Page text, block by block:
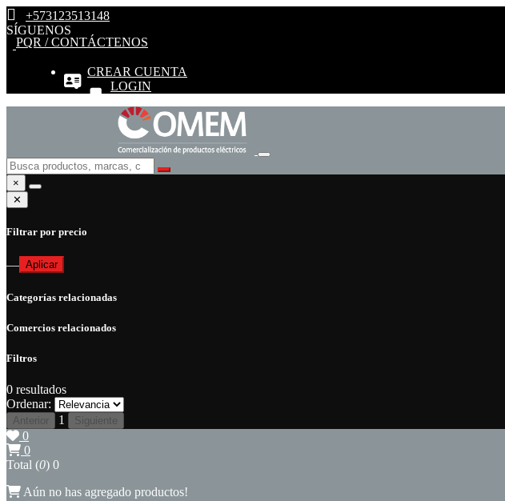
+573123513148
SÍGUENOS
PQR / CONTÁCTENOS
CREAR CUENTA
LOGIN
×
✕
Filtrar por precio
— Aplicar
Categorías relacionadas
Comercios relacionados
Filtros
0 resultados
Ordenar:
Anterior 1 Siguiente
0
0
Total (0) 0
Aún no has agregado productos!